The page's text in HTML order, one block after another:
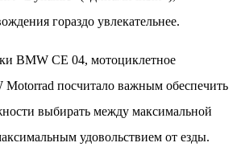
гораздо увлекательнее.
BMW CE 04, мотоциклетное
Motorrad посчитало важным обеспечить
выбирать между максимальной
удовольствием от езды.